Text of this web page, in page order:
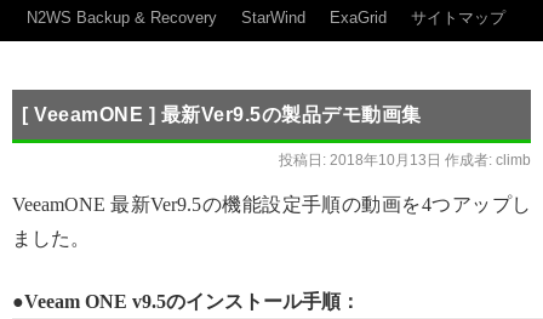
N2WS Backup & Recovery StarWind ExaGrid サイトマップ
[ VeeamONE ] 最新Ver9.5の製品デモ動画集
投稿日: 2018年10月13日 作成者: climb
VeeamONE 最新Ver9.5の機能設定手順の動画を4つアップし
ました。
●Veeam ONE v9.5のインストール手順：